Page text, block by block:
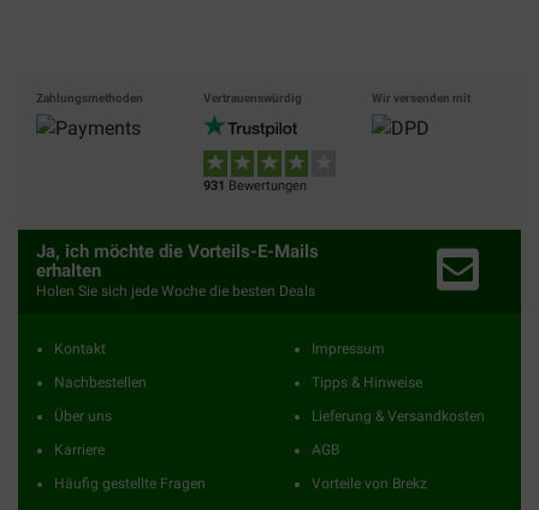
Zahlungsmethoden Vertrauenswürdig
931 Bewertungen
Wir versenden mit
Ja, ich möchte die Vorteils-E-Mails
erhalten
Holen Sie sich jede Woche die besten Deals
Kontakt
Nachbestellen
Über uns
Karriere
Häufig gestellte Fragen
Impressum
Tipps & Hinweise
Lieferung & Versandkosten
AGB
Vorteile von Brekz